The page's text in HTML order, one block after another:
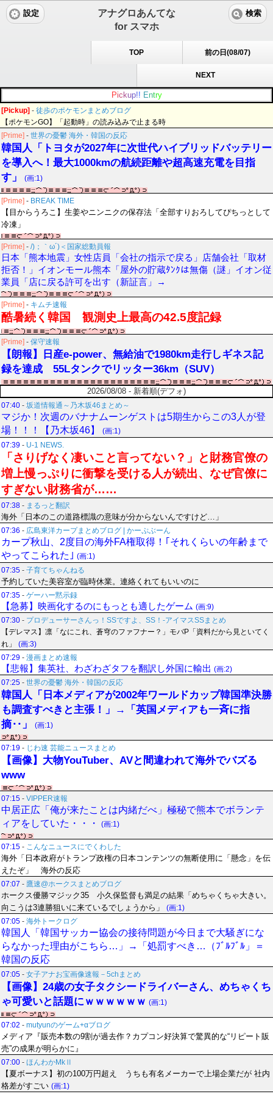
アナグロあんてな
for スマホ
設定 検索
TOP 前の日(08/07)
NEXT
Pic kup!! Entry
[Pickup] - 徒歩のポケモンまとめブログ
【ポケモンGO】「起動時」の読み込みで止まる時
[Prime] - 世界の憂鬱 海外・韓国の反応
韓国人「トヨタが2027年に次世代ハイブリッドバッテリー
を導入へ！最大1000kmの航続距離や超高速充電を目指
す」
(画:1)
[Prime] - BREAK TIME
【目からうろこ】生姜やニンニクの保存法「全部すりおろしてぴちっとして
冷凍」
[Prime] - /)；｀ω´)＜国家総動員報
日本「熊本地震」女性店員「会社の指示で戻る」店舗会社「取材
拒否！」イオンモール熊本「屋外の貯蔵ﾀﾝｸは無傷（謎」イオン従
業員「店に戻る許可を出す（新証言」→
[Prime] - キムチ速報
酷暑続く韓国 観測史上最高の42.5度記録
[Prime] - 保守速報
【朗報】日産e-power、無給油で1980km走行しギネス記
録を達成 55Lタンクでリッター36km（SUV）
2026/08/08 - 新着順(デフォ)
07:40 - 坂道情報通～乃木坂46まとめ～
マジか！次週のバナナムーンゲストは5期生からこの3人が登
場！！！【乃木坂46】
(画:1)
07:39 - U-1 NEWS.
「さりげなく凄いこと言ってない？」と財務官僚の
増上慢っぷりに衝撃を受ける人が続出、なぜ官僚に
すぎない財務省が……
07:38 - まるっと翻訳
海外「日本のこの道路標識の意味が分からないんですけど…」
07:36 - 広島東洋カープまとめブログ | かーぷぶーん
カープ秋山、2度目の海外FA権取得！｢それくらいの年齢まで
やってこられた｣ (画:1)
07:35 - 子育てちゃんねる
予約していた美容室が臨時休業。連絡くれてもいいのに
07:35 - ゲーハー黙示録
【急募】映画化するのにもっとも適したゲーム (画:9)
07:30 - プロデューサーさんっ！SSですよ、SS！-アイマスSSまとめ
【デレマス】凛「なにこれ、蒼穹のファフナー？」モバP「資料だから見といてく
れ」
(画:3)
07:29 - 漫画まとめ速報
【悲報】集英社、わざわざタフを翻訳し外国に輸出 (画:2)
07:25 - 世界の憂鬱 海外・韓国の反応
韓国人「日本メディアが2002年ワールドカップ韓国準決勝
も調査すべきと主張！」→「英国メディアも一斉に指
摘‥」
(画:1)
07:19 - じわ速 芸能ニュースまとめ
【画像】大物YouTuber、AVと間違われて海外でバズる
www
07:15 - VIPPER速報
中居正広「俺が来たことは内緒だべ」極秘で熊本でボランテ
ィアをしていた・・・
(画:1)
07:15 - こんなニュースにでくわした
海外「日本政府がトランプ政権の日本コンテンツの無断使用に「懸念」を伝
えたぞ」 海外の反応
07:07 - 鷹速@ホークスまとめブログ
ホークス優勝マジック35 小久保監督も満足の結果「めちゃくちゃ大きい。
向こうは3連勝狙いに来ているでしょうから」
(画:1)
07:05 - 海外トークログ
韓国人「韓国サッカー協会の接待問題が今日まで大騒ぎにな
らなかった理由がこちら…」→「処罰すべき…（ﾌﾞﾙﾌﾞﾙ」＝
韓国の反応
07:05 - 女子アナお宝画像速報－5chまとめ
【画像】24歳の女子タクシードライバーさん、めちゃくち
ゃ可愛いと話題にｗｗｗｗｗｗ (画:1)
07:02 - mutyunのゲーム+αブログ
メディア『販売本数の9割が過去作？カプコン好決算で驚異的な“リピート販
売”の成果が明らかに』
07:00 - ほんわかMkⅡ
【夏ボーナス】初の100万円超え うちも有名メーカーで上場企業だが 社内
格差がすごい (画:1)